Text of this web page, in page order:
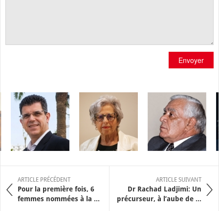
Envoyer
ARTICLE PRÉCÉDENT
Pour la première fois, 6
femmes nommées à la ...
ARTICLE SUIVANT
Dr Rachad Ladjimi: Un
précurseur, à l’aube de ...